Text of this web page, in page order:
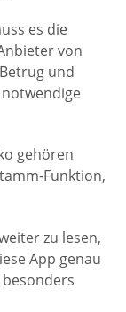
es die
von
und
gehören
Funktion,
zu lesen,
App genau